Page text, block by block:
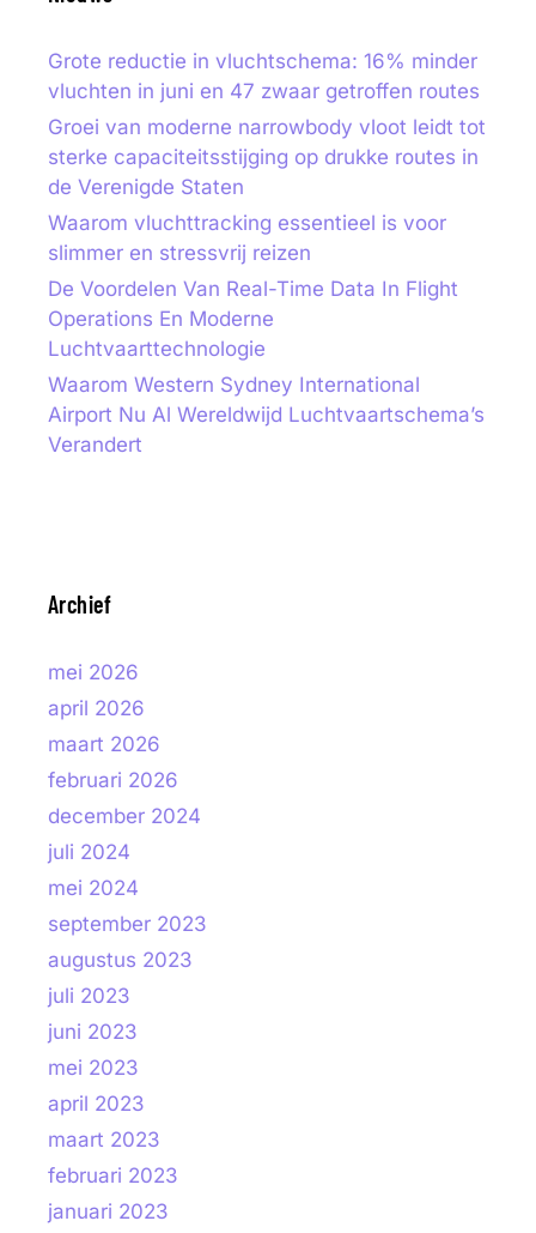
Grote reductie in vluchtschema: 16% minder
vluchten in juni en 47 zwaar getroffen routes
Groei van moderne narrowbody vloot leidt tot
sterke capaciteitsstijging op drukke routes in
de Verenigde Staten
Waarom vluchttracking essentieel is voor
slimmer en stressvrij reizen
De Voordelen Van Real-Time Data In Flight
Operations En Moderne
Luchtvaarttechnologie
Waarom Western Sydney International
Airport Nu Al Wereldwijd Luchtvaartschema’s
Verandert
Archief
mei 2026
april 2026
maart 2026
februari 2026
december 2024
juli 2024
mei 2024
september 2023
augustus 2023
juli 2023
juni 2023
mei 2023
april 2023
maart 2023
februari 2023
januari 2023